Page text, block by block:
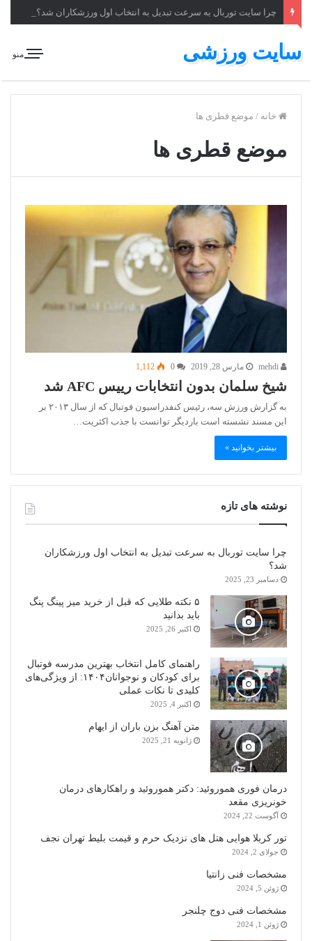
چرا سایت توربال به ‌سرعت تبدیل به انتخاب اول ورزشکاران شد؟
منو سایت ورزشی
خانه / موضع قطری ها
موضع قطری ها
مارس 28, 2019 1,112
شیخ سلمان بدون انتخابات رییس AFC شد
به گزارش ورزش سه، رئیس کنفدراسیون فوتبال که از سال ۲۰۱۳ بر
این مسند نشسته است باردیگر توانست با جذب اکثریت…
بیشتر بخوانید »
نوشته های تازه
چرا سایت توربال به ‌سرعت تبدیل به انتخاب اول ورزشکاران
شد؟
دسامبر 23, 2025
۵ نکته طلایی که قبل از خرید میز پینگ پنگ
باید بدانید
اکتبر 26, 2025
راهنمای کامل انتخاب بهترین مدرسه فوتبال
برای کودکان و نوجوانان۱۴۰۴: از ویژگی‌های
کلیدی تا نکات عملی
اکتبر 4, 2025
متن آهنگ بزن باران از ایهام
ژانویه 21, 2025
درمان فوری هموروئید: دکتر هموروئید و راهکارهای درمان
خونریزی مقعد
آگوست 22, 2024
تور کربلا هوایی هتل های نزدیک حرم و قیمت بلیط تهران نجف
جولای 2, 2024
مشخصات فنی زانتیا
ژوئن 5, 2024
مشخصات فنی دوج چلنجر
ژوئن 1, 2024